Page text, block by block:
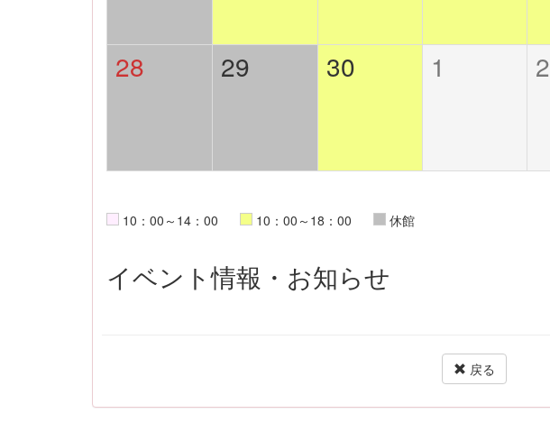
28 29 30 1 2
10：00～14：00
10：00～18：00 休館
イベント情報・お知らせ
戻る